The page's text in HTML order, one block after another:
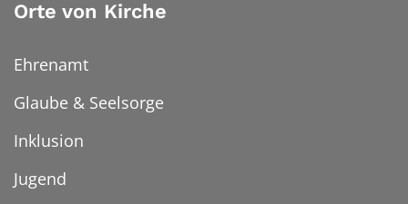
Orte von Kirche
Ehrenamt
Glaube & Seelsorge
Inklusion
Jugend